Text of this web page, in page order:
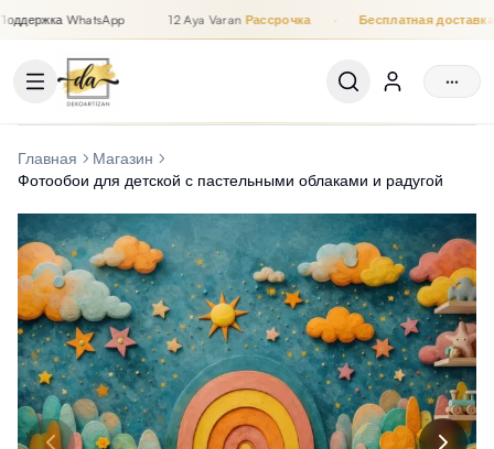
WhatsApp 12 Aya Varan Рассрочка Бесплатная доставка
···
Главная
Магазин
Фотообои для детской с пастельными облаками и радугой